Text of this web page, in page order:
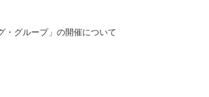
グループ」の開催について